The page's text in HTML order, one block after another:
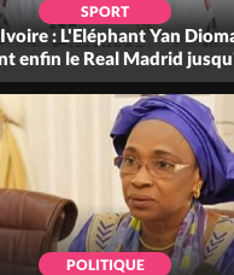
SPORT
: L'Eléphant Yan
enfin le Real Madrid
POLITIQUE